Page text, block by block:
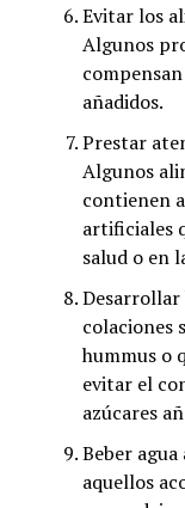
Evitar los
Algunos
añadidos.
Prestar
Algunos
contienen
artificiales
salud o en
Desarrollar
colaciones
hummus o
evitar el
azúcares
Beber
aquellos